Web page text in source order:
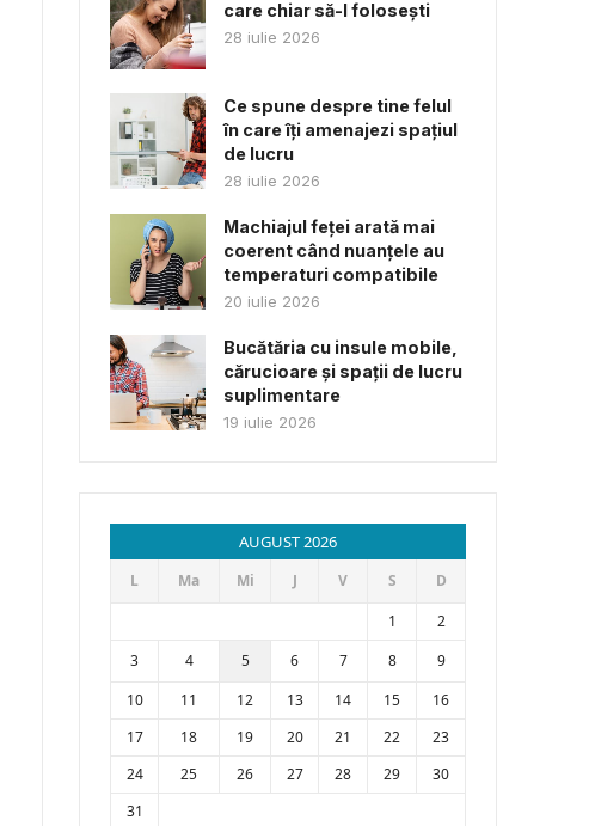
care chiar să-l folosești
28 iulie 2026
Ce spune despre tine felul
în care îți amenajezi spațiul
de lucru
28 iulie 2026
Machiajul feței arată mai
coerent când nuanțele au
temperaturi compatibile
20 iulie 2026
Bucătăria cu insule mobile,
cărucioare și spații de lucru
suplimentare
19 iulie 2026
AUGUST 2026
L Ma Mi J V S
D
1
2
3
4 5 6 7 8
9
10
11 12 13 14 15
16
17
18 19 20 21 22
23
24
25 26 27 28 29
30
31